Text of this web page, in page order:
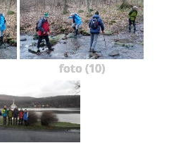
foto (10)